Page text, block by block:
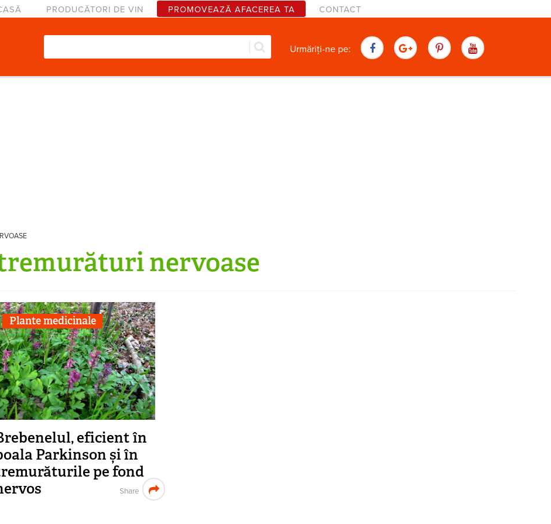
PRODUCĂTORI DE VIN PROMOVEAZĂ AFACEREA TA CONTACT
Formular de căutare Urmăriți-ne pe:
nervoase
Plante medicinale
eficient în
Parkinson și în
pe fond
Share